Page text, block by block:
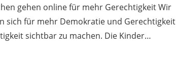
gehen online für mehr Gerechtigkeit Wir
sich für mehr Demokratie und Gerechtigkeit
sichtbar zu machen. Die Kinder…